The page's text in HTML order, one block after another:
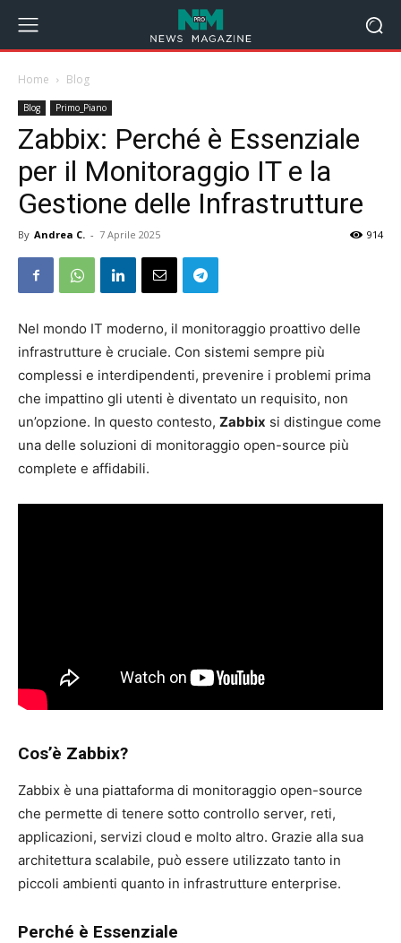
Home Blog
Blog Primo_Piano
Zabbix: Perché è Essenziale
per il Monitoraggio IT e la
Gestione delle Infrastrutture
By Andrea C. - 7 Aprile 2025 914
Nel mondo IT moderno, il monitoraggio proattivo delle
infrastrutture è cruciale. Con sistemi sempre più
complessi e interdipendenti, prevenire i problemi prima
che impattino gli utenti è diventato un requisito, non
un’opzione. In questo contesto, Zabbix si distingue come
una delle soluzioni di monitoraggio open-source più
complete e affidabili.
Cos’è Zabbix?
Zabbix è una piattaforma di monitoraggio open-source
che permette di tenere sotto controllo server, reti,
applicazioni, servizi cloud e molto altro. Grazie alla sua
architettura scalabile, può essere utilizzato tanto in
piccoli ambienti quanto in infrastrutture enterprise.
Perché è Essenziale